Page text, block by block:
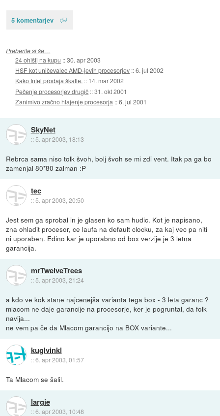
5 komentarjev
Preberite si še…
24 ohišij na kupu ::30. apr 2003
HSF kot uničevalec AMD-jevih procesorjev ::6. jul 2002
Kako Intel prodaja škatle. :: 14. mar 2002
Pečenje procesorjev drugič ::31. okt 2001
Zanimivo zračno hlajenje procesorja ::6. jul 2001
SkyNet
:: 5. apr 2003, 18:13
Rebrca sama niso tolk švoh, bolj švoh se mi zdi vent. Itak pa ga bo
zamenjal 80*80 zalman :P
tec
::5. apr 2003, 20:50
Jest sem ga sprobal in je glasen ko sam hudic. Kot je napisano,
zna ohladit procesor, ce laufa na default clocku, za kaj vec pa niti
ni uporaben. Edino kar je uporabno od box verzije je 3 letna
garancija.
mrTwelveTrees
:: 5. apr 2003, 21:24
a kdo ve kok stane najcenejša varianta tega box - 3 leta garanc ?
mlacom ne daje garancije na procesorje, ker je pogruntal, da folk
navija...
ne vem pa če da Mlacom garancijo na BOX variante...
kuglvinkl
::6. apr 2003, 01:57
Ta Mlacom se šalil.
largie
::6. apr 2003, 10:48